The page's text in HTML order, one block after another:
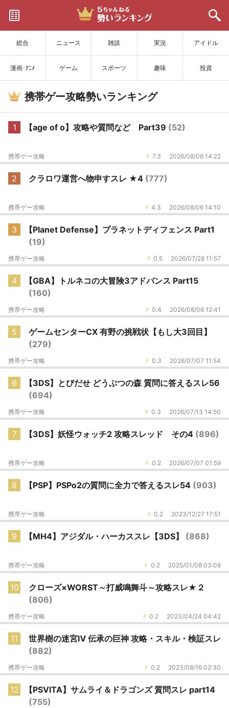
総合 ニュース 雑談 実況 アイドル
漫画･ｱﾆﾒ ゲーム スポーツ 趣味 投資
サイトを更新
携帯ゲー攻略勢いランキング
1 【age of o】攻略や質問など Part39 (52)
7.3 2026/08/06 14:22
携帯ゲー攻略
2 クラロワ運営へ物申すスレ ★4 (777)
4.3 2026/08/06 14:10
携帯ゲー攻略
3
【Planet Defense】プラネットディフェンス Part1
(19)
0.5 2026/07/28 11:57
携帯ゲー攻略
4
【GBA】トルネコの大冒険3アドバンス Part15
(160)
0.4 2026/08/06 12:41
携帯ゲー攻略
5
ゲームセンターCX 有野の挑戦状【もし大3回目】
(279)
0.3 2026/07/07 11:54
携帯ゲー攻略
6
【3DS】とびだせ どうぶつの森 質問に答えるスレ56
(694)
0.3 2026/07/13 14:50
携帯ゲー攻略
7 【3DS】妖怪ウォッチ2 攻略スレッド その4 (896)
0.2 2026/07/07 01:59
携帯ゲー攻略
8 【PSP】PSPo2の質問に全力で答えるスレ54 (903)
0.2 2023/12/27 17:51
携帯ゲー攻略
9 【MH4】アジダル・ハーカススレ【3DS】 (868)
0.2 2025/01/08 03:08
携帯ゲー攻略
10
クローズ×WORST～打威鳴舞斗～攻略スレ★２
(806)
0.2 2023/04/24 04:42
携帯ゲー攻略
11
世界樹の迷宮Ⅳ 伝承の巨神 攻略・スキル・検証スレ
(882)
0.2 2023/08/16 02:30
携帯ゲー攻略
12
【PSVITA】サムライ＆ドラゴンズ 質問スレ part14
(755)